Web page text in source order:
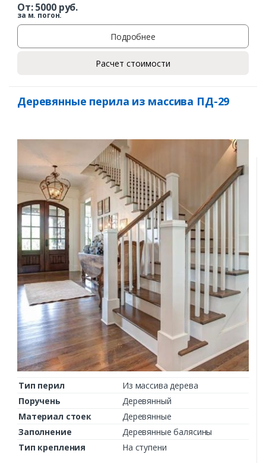
От:5000руб.
за м. погон.
Подробнее
Расчет стоимости
Деревянные перила из массива ПД-29
Тип перил
Из массива дерева
Поручень
Деревянный
Материал стоек
Деревянные
Заполнение
Деревянные балясины
Тип крепления
На ступени